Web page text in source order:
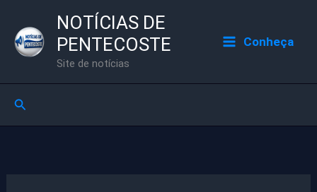
para
NOTÍCIAS DE
PENTECOSTE
Site de notícias
Conheça
Pesquisar